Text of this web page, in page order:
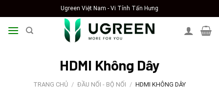
to
content
Ugreen Việt Nam - Vi Tính Tấn Hưng
HDMI Không Dây
TRANG CHỦ / ĐẦU NỐI - BỘ NỐI / HDMI KHÔNG DÂY